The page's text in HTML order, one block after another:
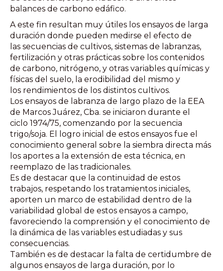
balances de carbono edáfico.
A este fin resultan muy útiles los ensayos de larga
duración donde pueden medirse el efecto de
las secuencias de cultivos, sistemas de labranzas,
fertilización y otras prácticas sobre los contenidos
de carbono, nitrógeno, y otras variables químicas y
físicas del suelo, la erodibilidad del mismo y
los rendimientos de los distintos cultivos.
Los ensayos de labranza de largo plazo de la EEA
de Marcos Juárez, Cba. se iniciaron durante el
ciclo 1974/75, comenzando por la secuencia
trigo/soja. El logro inicial de estos ensayos fue el
conocimiento general sobre la siembra directa más
los aportes a la extensión de esta técnica, en
reemplazo de las tradicionales.
Es de destacar que la continuidad de estos
trabajos, respetando los tratamientos iniciales,
aporten un marco de estabilidad dentro de la
variabilidad global de estos ensayos a campo,
favoreciendo la comprensión y el conocimiento de
la dinámica de las variables estudiadas y sus
consecuencias.
También es de destacar la falta de certidumbre de
algunos ensayos de larga duración, por lo